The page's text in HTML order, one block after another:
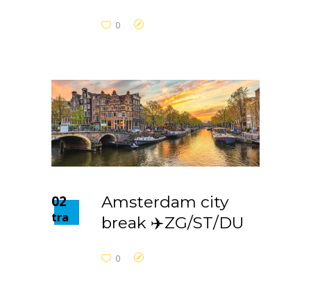
0
02
tra
Amsterdam city
break ✈️ZG/ST/DU
0